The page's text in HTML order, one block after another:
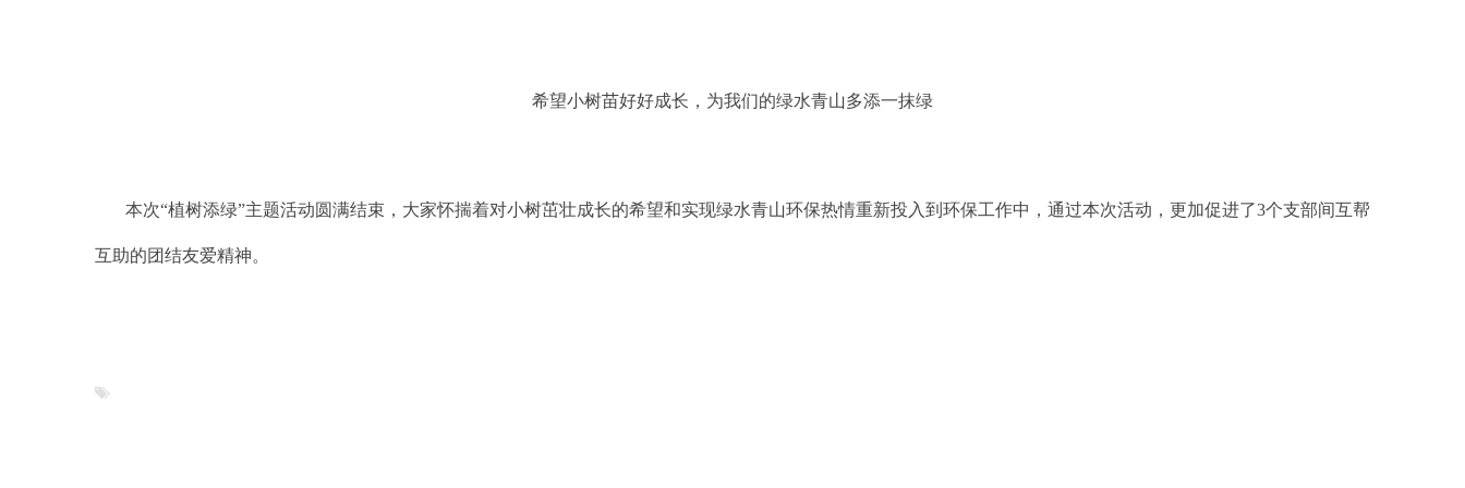
希望小树苗好好成长，为我们的绿水青山多添一抹绿
本次“植树添绿”主题活动圆满结束，大家怀揣着对小树茁壮成长的希望和实现绿水青山环保热情重新投入到环保工作中，通过本次活动，更加促进了3个支部间互帮
互助的团结友爱精神。